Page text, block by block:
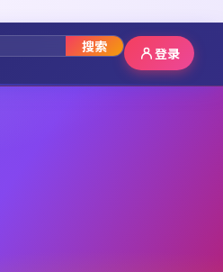
搜索 登录